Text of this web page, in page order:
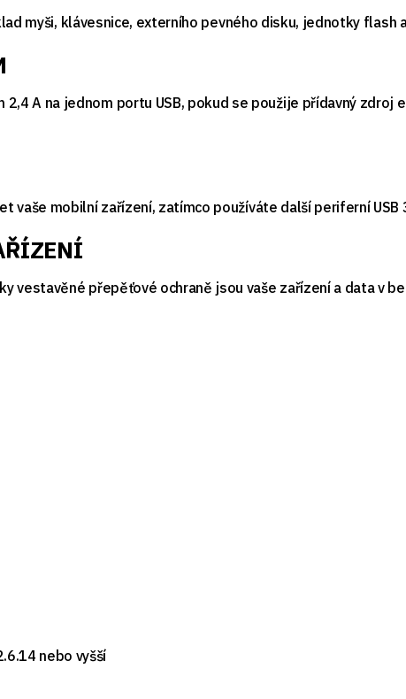
myši, klávesnice, externího pevného disku, jednotky flash
A na jednom portu USB, pokud se použije přídavný zdroj
mobilní zařízení, zatímco používáte další periferní USB
vestavěné přepěťové ochraně jsou vaše zařízení a data v
nebo vyšší